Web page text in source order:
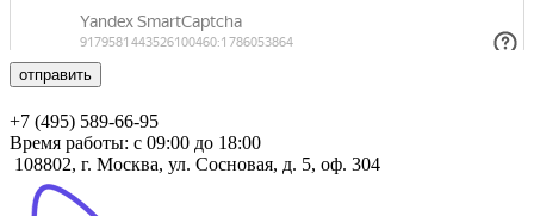
отправить
+7 (495) 589-66-95
Время работы: с 09:00 до 18:00
108802, г. Москва, ул. Сосновая, д. 5, оф. 304